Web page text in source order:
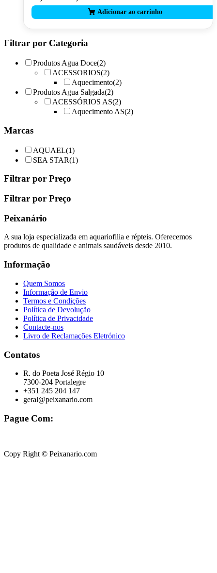
the
product
has
multiple
The
options
may
be
chosen
the
product
Filtrar por Categoria
Produtos Agua Doce(2)
ACESSORIOS(2)
Aquecimento(2)
Produtos Agua Salgada(2)
ACESSÓRIOS AS(2)
Aquecimento AS(2)
Marcas
AQUAEL(1)
SEA STAR(1)
Filtrar por Preço
Filtrar por Preço
Peixanário
A sua loja especializada em aquariofilia e répteis. Oferecemos
produtos de qualidade e animais saudáveis desde 2010.
Informação
Quem Somos
Informação de Envio
Termos e Condições
Política de Devolução
Política de Privacidade
Contacte-nos
Livro de Reclamações Eletrónico
Contatos
R. do Poeta José Régio 10
7300-204 Portalegre
+351 245 204 147
geral@peixanario.com
Pague Com:
Copy Right © Peixanario.com